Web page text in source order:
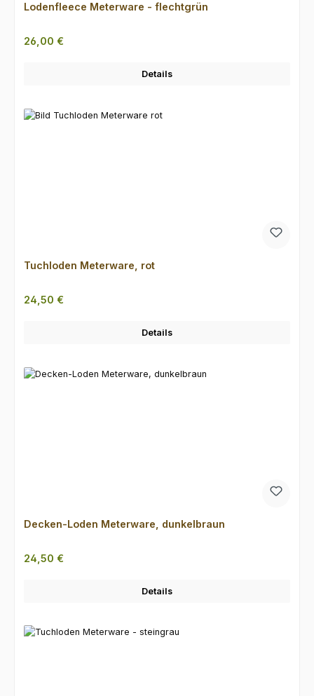
Lodenfleece Meterware - flechtgrün
Regulärer Preis:
26,00 €
Details
Tuchloden Meterware, rot
Regulärer Preis:
24,50 €
Details
Decken-Loden Meterware, dunkelbraun
Regulärer Preis:
24,50 €
Details